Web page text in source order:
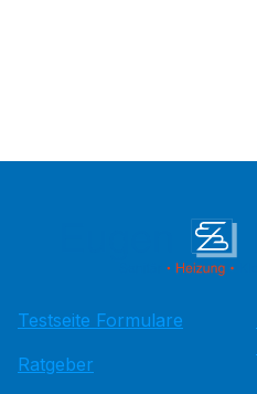
Testseite Formulare
Ratgeber